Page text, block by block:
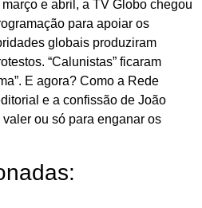
e abril, a TV Globo chegou
para apoiar os
globais produziram
“Calunistas” ficaram
E agora? Como a Rede
e a confissão de João
ou só para enganar os